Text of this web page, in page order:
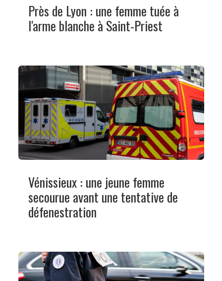
Près de Lyon : une femme tuée à
l'arme blanche à Saint-Priest
Vénissieux : une jeune femme
secourue avant une tentative de
défenestration